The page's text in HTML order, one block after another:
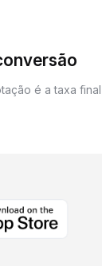
é a taxa final